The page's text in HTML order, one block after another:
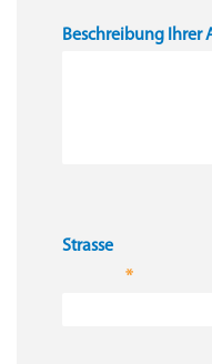
Beschreibung Ihrer
Strasse